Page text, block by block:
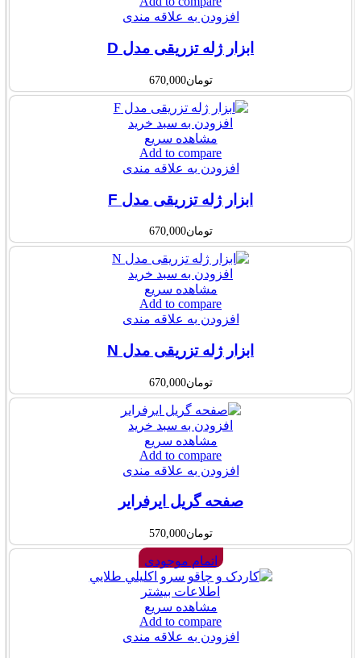
افزودن به علاقه مندی
ابزار ژله تزریقی مدل D
تومان670,000
افزودن به سبد خرید
مشاهده سریع
Add to compare
افزودن به علاقه مندی
ابزار ژله تزریقی مدل F
تومان670,000
افزودن به سبد خرید
مشاهده سریع
Add to compare
افزودن به علاقه مندی
ابزار ژله تزریقی مدل N
تومان670,000
افزودن به سبد خرید
مشاهده سریع
Add to compare
افزودن به علاقه مندی
صفحه گریل ایرفرایر
تومان570,000
اتمام موجودی
اطلاعات بیشتر
مشاهده سریع
Add to compare
افزودن به علاقه مندی